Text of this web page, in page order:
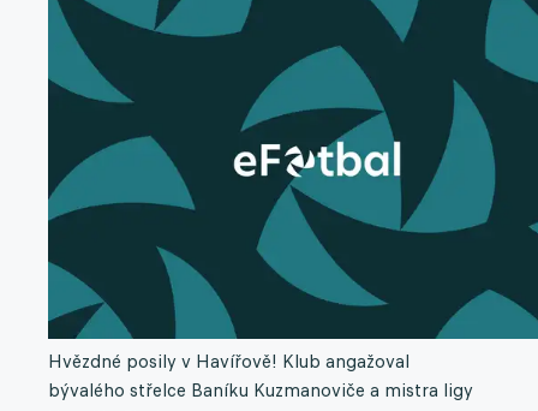
Hvězdné posily v Havířově! Klub angažoval
bývalého střelce Baníku Kuzmanoviče a mistra ligy